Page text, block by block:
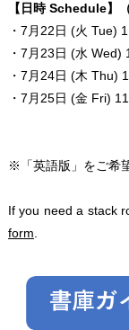
【日時 Schedule】
・7月22日 (火 Tue)
・7月23日 (水 Wed)
・7月24日 (木 Thu)
・7月25日 (金 Fri)
※「英語版」をご希
If you need a stack
form.